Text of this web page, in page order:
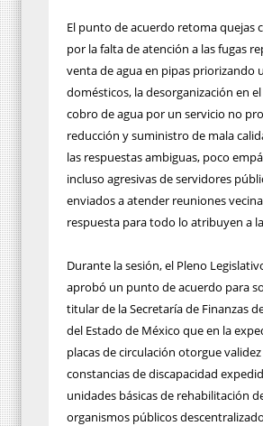
El punto de acuerdo retoma quejas
por la falta de atención a las fugas
venta de agua en pipas priorizando
domésticos, la desorganización en
cobro de agua por un servicio no
reducción y suministro de mala
las respuestas ambiguas, poco
incluso agresivas de servidores
enviados a atender reuniones
respuesta para todo lo atribuyen a
Durante la sesión, el Pleno
aprobó un punto de acuerdo para
titular de la Secretaría de Finanzas
del Estado de México que en la
placas de circulación otorgue validez
constancias de discapacidad
unidades básicas de rehabilitación
organismos públicos